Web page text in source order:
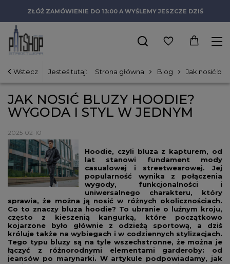
ZŁÓŻ ZAMÓWIENIE DO 13:00 A WYŚLEMY JESZCZE DZIŚ
Wstecz Jesteś tutaj: Strona główna Blog Jak nosić
JAK NOSIĆ BLUZY HOODIE?
WYGODA I STYL W JEDNYM
2025-02-10
Hoodie, czyli bluza z kapturem, od
lat stanowi fundament mody
casualowej i streetwearowej. Jej
popularność wynika z połączenia
wygody, funkcjonalności i
uniwersalnego charakteru, który
sprawia, że można ją nosić w różnych okolicznościach.
Co to znaczy bluza hoodie? To ubranie o luźnym kroju,
często z kieszenią kangurką, które początkowo
kojarzone było głównie z odzieżą sportową, a dziś
króluje także na wybiegach i w codziennych stylizacjach.
Tego typu bluzy są na tyle wszechstronne, że można je
łączyć z różnorodnymi elementami garderoby: od
jeansów po marynarki. W artykule podpowiadamy, jak